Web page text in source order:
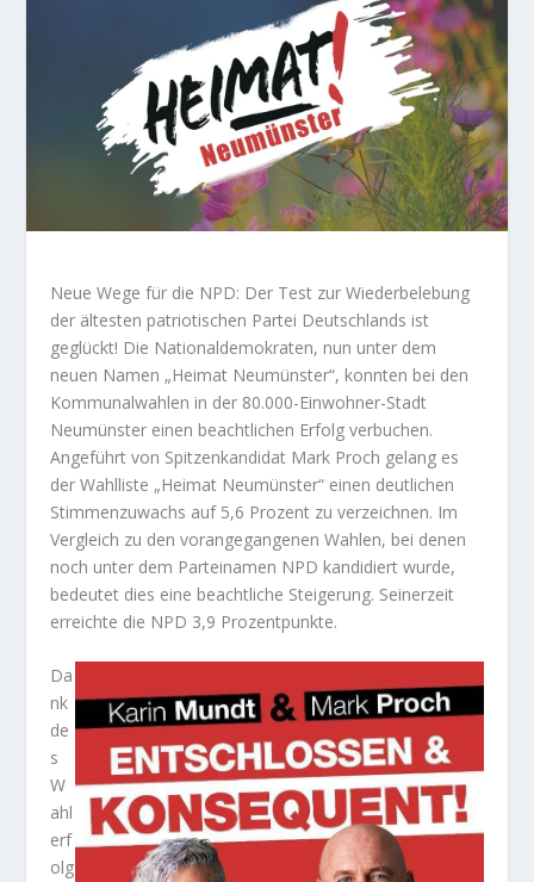
Neue Wege für die NPD: Der Test zur Wiederbelebung
der ältesten patriotischen Partei Deutschlands ist
geglückt! Die Nationaldemokraten, nun unter dem
neuen Namen „Heimat Neumünster“, konnten bei den
Kommunalwahlen in der 80.000-Einwohner-Stadt
Neumünster einen beachtlichen Erfolg verbuchen.
Angeführt von Spitzenkandidat Mark Proch gelang es
der Wahlliste „Heimat Neumünster“ einen deutlichen
Stimmenzuwachs auf 5,6 Prozent zu verzeichnen. Im
Vergleich zu den vorangegangenen Wahlen, bei denen
noch unter dem Parteinamen NPD kandidiert wurde,
bedeutet dies eine beachtliche Steigerung. Seinerzeit
erreichte die NPD 3,9 Prozentpunkte.
Da
nk
de
s
W
ahl
erf
olg